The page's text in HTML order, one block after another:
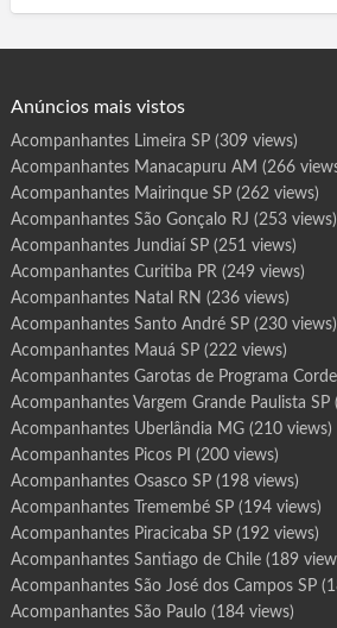
o
Anúncios mais vistos
Acompanhantes Limeira SP(309 views)
Acompanhantes Manacapuru AM (266
Acompanhantes Mairinque SP(262 views)
Acompanhantes São Gonçalo RJ (253 views)
Acompanhantes Jundiaí SP(251 views)
Acompanhantes Curitiba PR(249 views)
Acompanhantes Natal RN (236 views)
Acompanhantes Santo André SP(230 views)
Acompanhantes Mauá SP(222 views)
Acompanhantes Garotas de Programa
Acompanhantes Vargem Grande Paulista SP
Acompanhantes Uberlândia MG(210 views)
Acompanhantes Picos PI (200 views)
Acompanhantes Osasco SP(198 views)
Acompanhantes Tremembé SP(194 views)
Acompanhantes Piracicaba SP(192 views)
Acompanhantes Santiago de Chile(189
Acompanhantes São José dos Campos SP
Acompanhantes São Paulo(184 views)